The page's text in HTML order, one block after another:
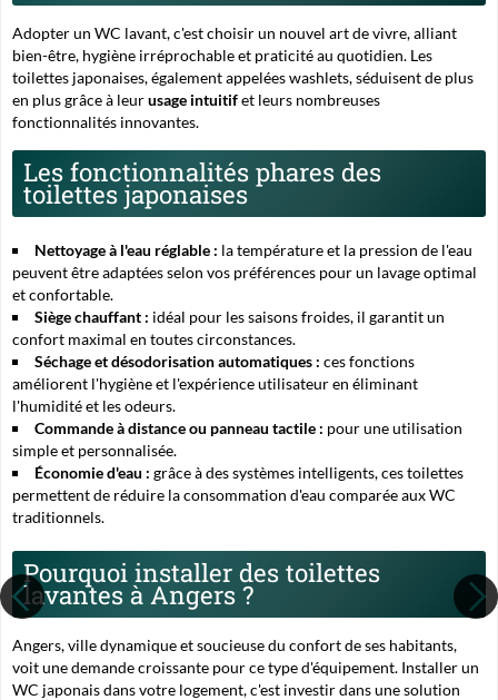
Adopter un WC lavant, c'est choisir un nouvel art de vivre, alliant
bien-être, hygiène irréprochable et praticité au quotidien. Les
toilettes japonaises, également appelées washlets, séduisent de plus
en plus grâce à leurusage intuitifet leurs nombreuses
fonctionnalités innovantes.
Les fonctionnalités phares des
toilettes japonaises
Nettoyage à l'eau réglable : la température et la pression de l'eau
peuvent être adaptées selon vos préférences pour un lavage optimal
et confortable.
Siège chauffant : idéal pour les saisons froides, il garantit un
confort maximal en toutes circonstances.
Séchage et désodorisation automatiques : ces fonctions
améliorent l'hygiène et l'expérience utilisateur en éliminant
l'humidité et les odeurs.
Commande à distance ou panneau tactile : pour une utilisation
simple et personnalisée.
Économie d'eau : grâce à des systèmes intelligents, ces toilettes
permettent de réduire la consommation d'eau comparée aux WC
traditionnels.
Pourquoi installer des toilettes
lavantes à Angers ?
Angers, ville dynamique et soucieuse du confort de ses habitants,
voit une demande croissante pour ce type d'équipement. Installer un
WC japonais dans votre logement, c'est investir dans une solution